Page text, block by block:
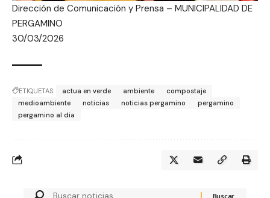
Dirección de Comunicación y Prensa – MUNICIPALIDAD DE
PERGAMINO
30/03/2026
ETIQUETAS: actua en verde ambiente
compostaje
medioambiente
noticias noticias pergamino
pergamino
pergamino al dia